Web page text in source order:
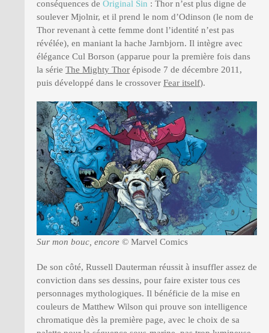
conséquences de Original Sin : Thor n’est plus digne de
soulever Mjolnir, et il prend le nom d’Odinson (le nom de
Thor revenant à cette femme dont l’identité n’est pas
révélée), en maniant la hache Jarnbjorn. Il intègre avec
élégance Cul Borson (apparue pour la première fois dans
la série The Mighty Thor épisode 7 de décembre 2011,
puis développé dans le crossover Fear itself).
Sur mon bouc, encore © Marvel Comics
De son côté, Russell Dauterman réussit à insuffler assez de
conviction dans ses dessins, pour faire exister tous ces
personnages mythologiques. Il bénéficie de la mise en
couleurs de Matthew Wilson qui prouve son intelligence
chromatique dès la première page, avec le choix de sa